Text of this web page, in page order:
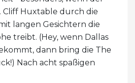
Cliff Huxtable durch die
langen Gesichtern die
treibt. (Hey, wenn Dallas
dann bring die The
Nach acht spaßigen